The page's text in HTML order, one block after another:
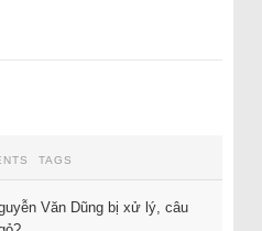
TAGS
Văn Dũng bị xử lý, câu